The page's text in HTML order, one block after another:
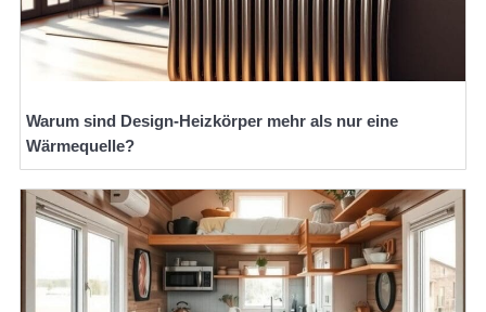
Warum sind Design-Heizkörper mehr als nur eine
Wärmequelle?